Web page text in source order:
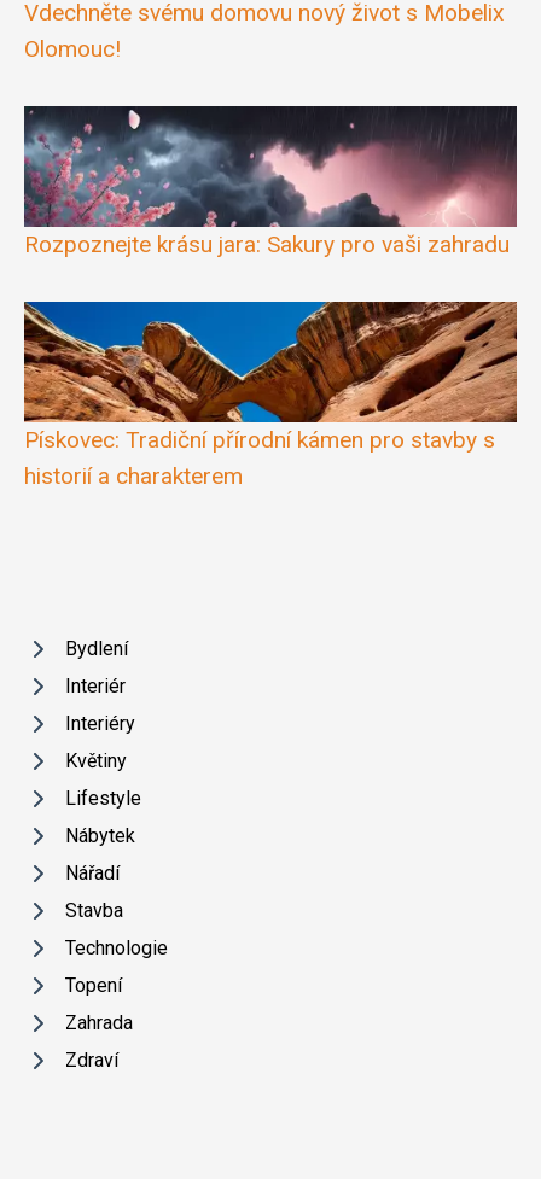
Vdechněte svému domovu nový život s Mobelix
Olomouc!
Rozpoznejte krásu jara: Sakury pro vaši zahradu
Pískovec: Tradiční přírodní kámen pro stavby s
historií a charakterem
Bydlení
Interiér
Interiéry
Květiny
Lifestyle
Nábytek
Nářadí
Stavba
Technologie
Topení
Zahrada
Zdraví